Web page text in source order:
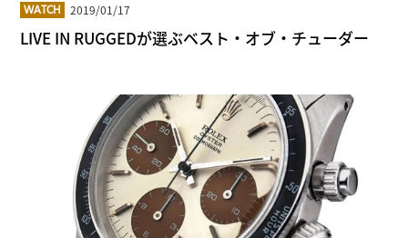
WATCH 2019/01/17
LIVE IN RUGGEDが選ぶベスト・オブ・チューダー